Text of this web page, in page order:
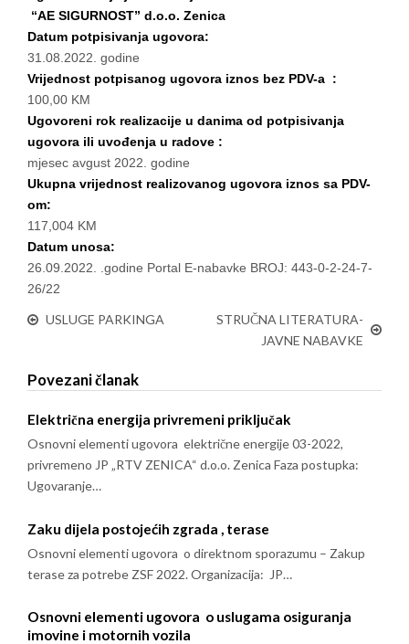
“AE SIGURNOST” d.o.o. Zenica
Datum potpisivanja ugovora:
31.08.2022. godine
Vrijednost potpisanog ugovora iznos bez PDV-a :
100,00 KM
Ugovoreni rok realizacije u danima od potpisivanja
ugovora ili uvođenja u radove :
mjesec avgust 2022. godine
Ukupna vrijednost realizovanog ugovora iznos sa PDV-
om:
117,004 KM
Datum unosa:
26.09.2022. .godine Portal E-nabavke BROJ: 443-0-2-24-7-
26/22
USLUGE PARKINGA
STRUČNA LITERATURA-
JAVNE NABAVKE
Povezani članak
Električna energija privremeni priključak
Osnovni elementi ugovora električne energije 03-2022,
privremeno JP „RTV ZENICA“ d.o.o. Zenica Faza postupka:
Ugovaranje…
Zaku dijela postojećih zgrada , terase
Osnovni elementi ugovora o direktnom sporazumu – Zakup
terase za potrebe ZSF 2022. Organizacija: JP…
Osnovni elementi ugovora o uslugama osiguranja
imovine i motornih vozila